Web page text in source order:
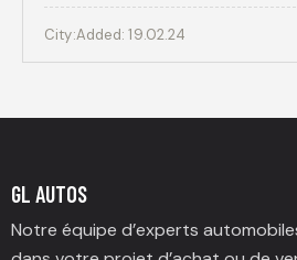
City:Added: 19.02.24
GL AUTOS
Notre équipe d’experts